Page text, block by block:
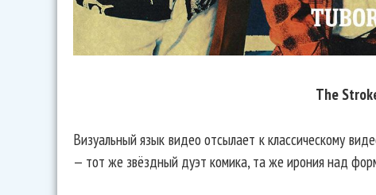
The
Визуальный язык видео отсылает к классическому
— тот же звёздный дуэт комика, та же ирония над